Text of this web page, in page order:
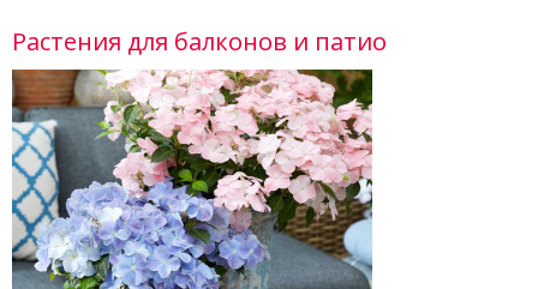
Растения для балконов и патио